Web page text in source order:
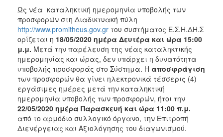
Ως νέα καταληκτική ημερομηνία υποβολής των
προσφορών στη Διαδικτυακή πύλη
http://www.promitheus.gov.gr του συστήματος Ε.Σ.Η.ΔΗ.Σ
ορίζεται η 18/05/2020 ημέρα Δευτέρα και ώρα 15:00
μ.μ. Μετά την παρέλευση της νέας καταληκτικής
ημερομηνίας και ώρας, δεν υπάρχει η δυνατότητα
υποβολής προσφοράς στο Σύστημα. Η αποσφράγιση
των προσφορών θα γίνει ηλεκτρονικά τέσσερις (4)
εργάσιμες ημέρες μετά την καταληκτική
ημερομηνία υποβολής των προσφορών, ήτοι την
22/05/2020 ημέρα Παρασκευή και ώρα 11:00 π.μ.
από το αρμόδιο συλλογικό όργανο, την Επιτροπή
Διενέργειας και Αξιολόγησης του διαγωνισμού.